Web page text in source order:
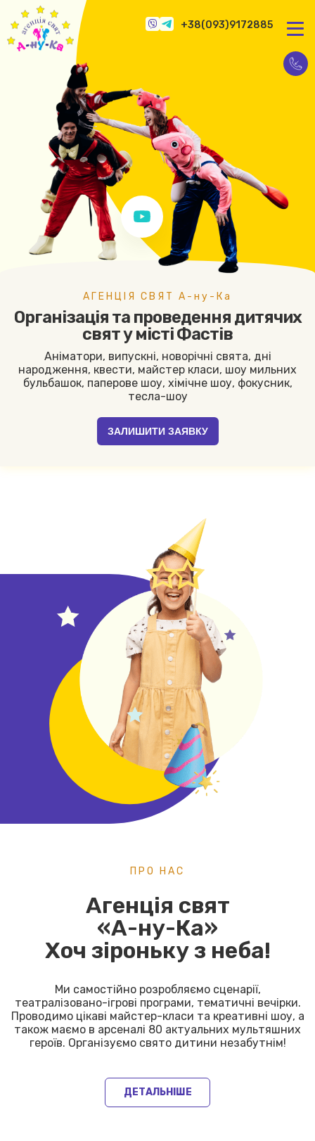
+38(093)9172885
АГЕНЦІЯ СВЯТ А-ну-Ка
Організація та проведення дитячих
свят у місті Фастів
Аніматори, випускні, новорічні свята, дні
народження, квести, майстер класи, шоу мильних
бульбашок, паперове шоу, хімічне шоу, фокусник,
тесла-шоу
ЗАЛИШИТИ ЗАЯВКУ
ПРО НАС
Агенція свят
«А-ну-Ка»
Хоч зіроньку з неба!
Ми самостійно розробляємо сценарії,
театралізовано-ігрові програми, тематичні вечірки.
Проводимо цікаві майстер-класи та креативні шоу, а
також маємо в арсеналі 80 актуальних мультяшних
героїв. Організуємо свято дитини незабутнім!
ДЕТАЛЬНІШЕ